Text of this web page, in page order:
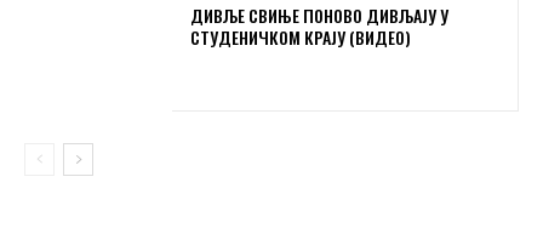
ДИВЉЕ СВИЊЕ ПОНОВО ДИВЉАЈУ У
СТУДЕНИЧКОМ КРАЈУ (ВИДЕО)